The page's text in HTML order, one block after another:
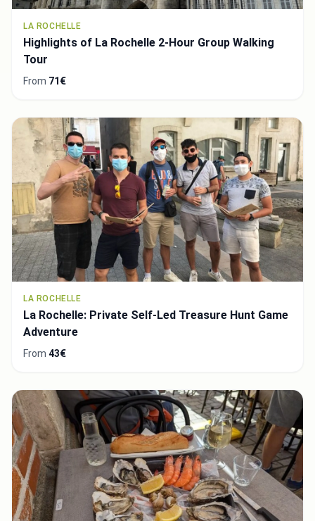
LA ROCHELLE
Highlights of La Rochelle 2-Hour Group Walking
Tour
From 71€
LA ROCHELLE
La Rochelle: Private Self-Led Treasure Hunt Game
Adventure
From 43€